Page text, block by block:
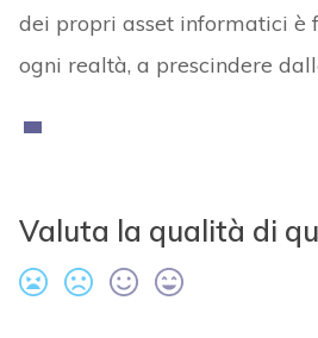
dei propri asset informatici è
ogni realtà, a prescindere
Valuta la qualità di